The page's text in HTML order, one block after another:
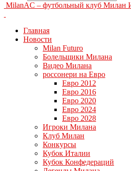
MilanAC – футбольный клуб Милан
Главная
Новости
Milan Futuro
Болельщики Милана
Видео Милана
россонери на Евро
Евро 2012
Евро 2016
Евро 2020
Евро 2024
Евро 2028
Игроки Милана
Клуб Милан
Конкурсы
Кубок Италии
Кубок Конфедераций